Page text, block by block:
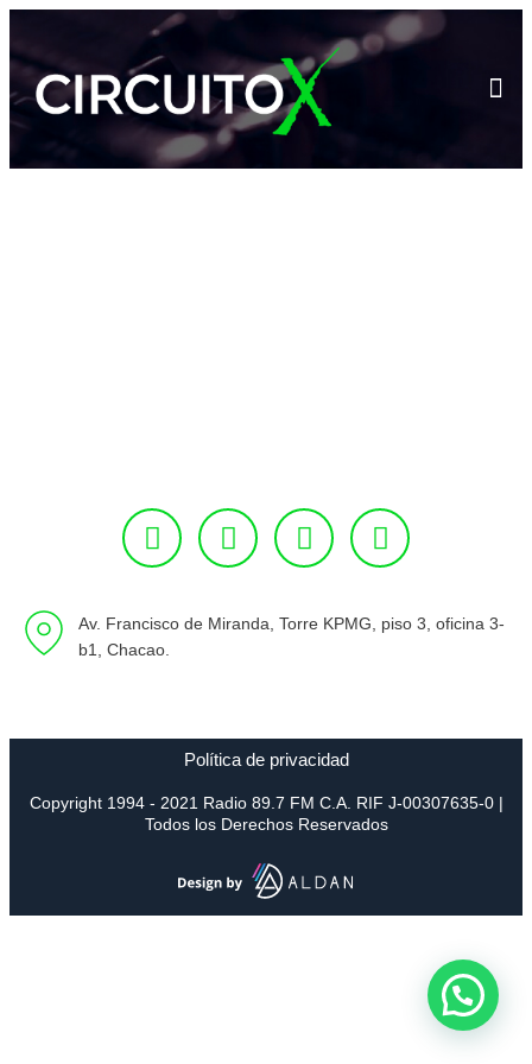
Av. Francisco de Miranda, Torre KPMG, piso 3, oficina 3-
b1, Chacao.
Política de privacidad
Copyright 1994 - 2021 Radio 89.7 FM C.A. RIF J-00307635-0 |
Todos los Derechos Reservados